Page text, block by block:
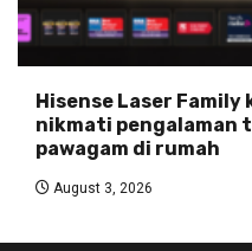
Hisense Laser Family
nikmati pengalaman
pawagam di rumah
August 3, 2026